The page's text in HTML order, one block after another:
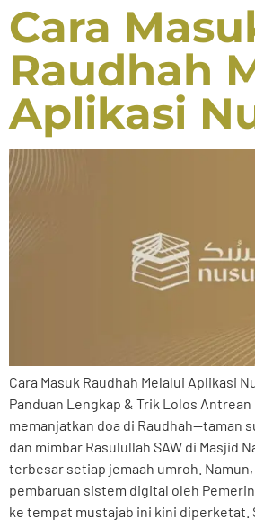
Cara
Raudhah
Aplikasi
Cara Masuk Raudhah Melalui Aplikasi
Panduan Lengkap & Trik Lolos
memanjatkan doa di Raudhah—taman
dan mimbar Rasulullah SAW di Masjid
terbesar setiap jemaah umroh.
pembaruan sistem digital oleh
ke tempat mustajab ini kini